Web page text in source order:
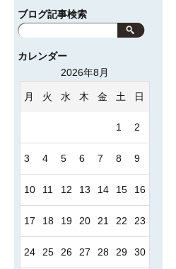
ブログ記事検索
カレンダー
2026年8月
月 火 水 木 金 土 日
1 2
3 4 5 6 7 8 9
10 11 12 13 14 15 16
17 18 19 20 21 22 23
24 25 26 27 28 29 30